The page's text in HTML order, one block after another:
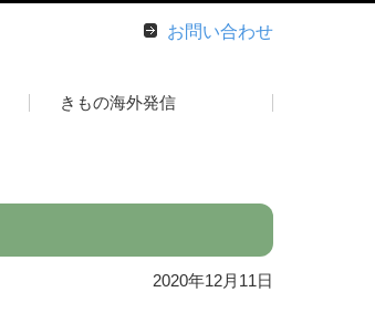
お問い合わせ
きもの海外発信
2020年12月11日